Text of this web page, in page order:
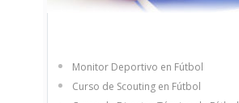
Monitor Deportivo en Fútbol
Curso de Scouting en Fútbol